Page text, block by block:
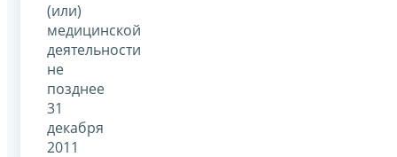
(или)
медицинской
деятельности
не
позднее
31
декабря
2011